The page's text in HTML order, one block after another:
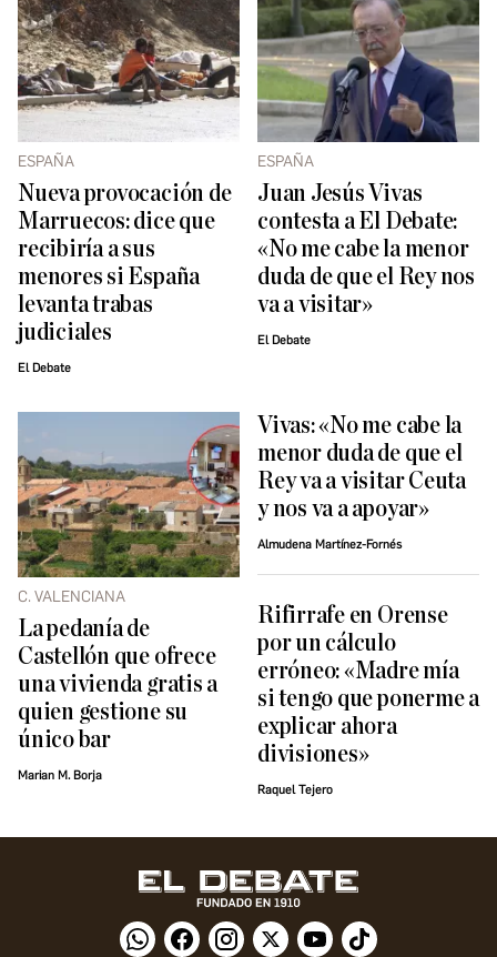
ESPAÑA
Nueva provocación de
Marruecos: dice que
recibiría a sus
menores si España
levanta trabas
judiciales
El Debate
ESPAÑA
Juan Jesús Vivas
contesta a El Debate:
«No me cabe la menor
duda de que el Rey nos
va a visitar»
El Debate
C. VALENCIANA
La pedanía de
Castellón que ofrece
una vivienda gratis a
quien gestione su
único bar
Marian M. Borja
Vivas: «No me cabe la
menor duda de que el
Rey va a visitar Ceuta
y nos va a apoyar»
Almudena Martínez-Fornés
Rifirrafe en Orense
por un cálculo
erróneo: «Madre mía
si tengo que ponerme a
explicar ahora
divisiones»
Raquel Tejero